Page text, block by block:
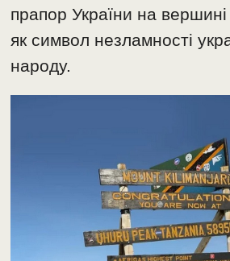
прапор України на
як символ незламності
народу.